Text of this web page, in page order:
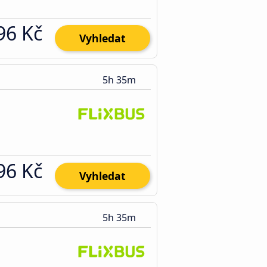
Kč Vyhledat
5h 35m
Kč Vyhledat
5h 35m